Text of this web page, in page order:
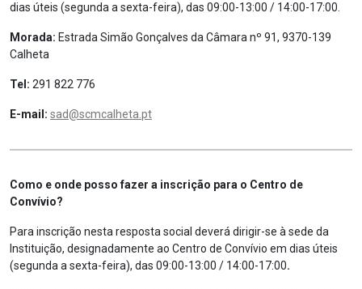
dias úteis (segunda a sexta-feira), das 09:00-13:00 / 14:00-17:00.
Morada: Estrada Simão Gonçalves da Câmara nº 91, 9370-139
Calheta
Tel: 291 822 776
E-mail: sad@scmcalheta.pt
Como e onde posso fazer a inscrição para o Centro de
Convívio?
Para inscrição nesta resposta social deverá dirigir-se à sede da
Instituição, designadamente ao Centro de Convívio em dias úteis
(segunda a sexta-feira), das 09:00-13:00 / 14:00-17:00.